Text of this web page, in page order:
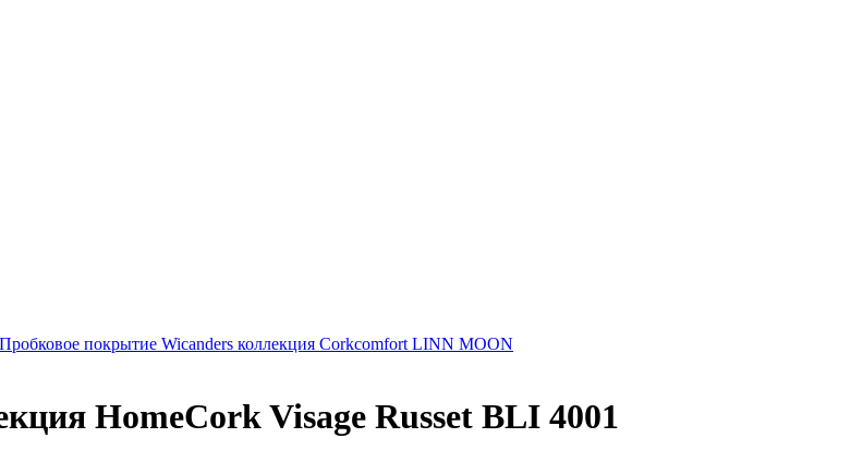
Пробковое покрытие Wicanders коллекция Corkcomfort LINN MOON
HomeCork Visage Russet BLI 4001